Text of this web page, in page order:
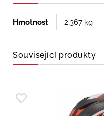
Hmotnost 2,367 kg
Související produkty